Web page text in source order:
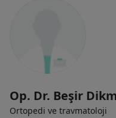
Op. Dr. Beşir
Ortopedi ve travmatoloji